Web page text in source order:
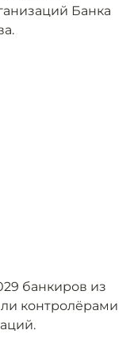
Банка
банкиров из
контролёрами